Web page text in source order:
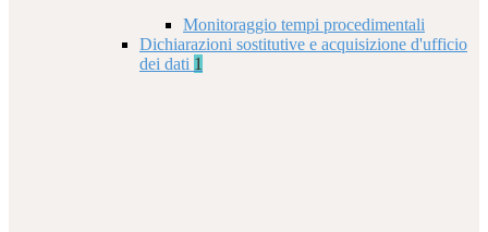
Monitoraggio tempi procedimentali
Dichiarazioni sostitutive e acquisizione d'ufficio
dei dati 1